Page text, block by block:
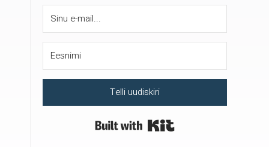
Telli uudiskiri